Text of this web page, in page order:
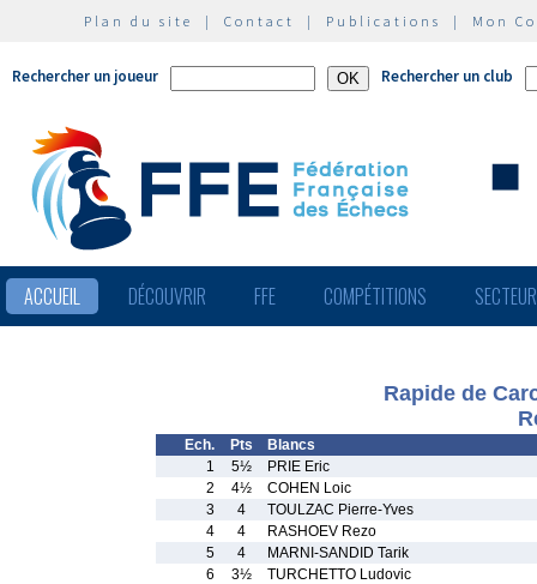
Plan du site | Contact | Publications | Mon
Rechercher un joueur Rechercher un club
ACCUEIL DÉCOUVRIR FFE COMPÉTITIONS
Rapide de
Ech. Pts
Blancs
1
5½
PRIE Eric
2
4½
COHEN Loic
3
4
TOULZAC Pierre-Yves
4
4
RASHOEV Rezo
5
4
MARNI-SANDID Tarik
6
3½
TURCHETTO Ludovic